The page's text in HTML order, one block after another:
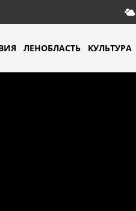
ЛЕНОБЛАСТЬ КУЛЬТУРА